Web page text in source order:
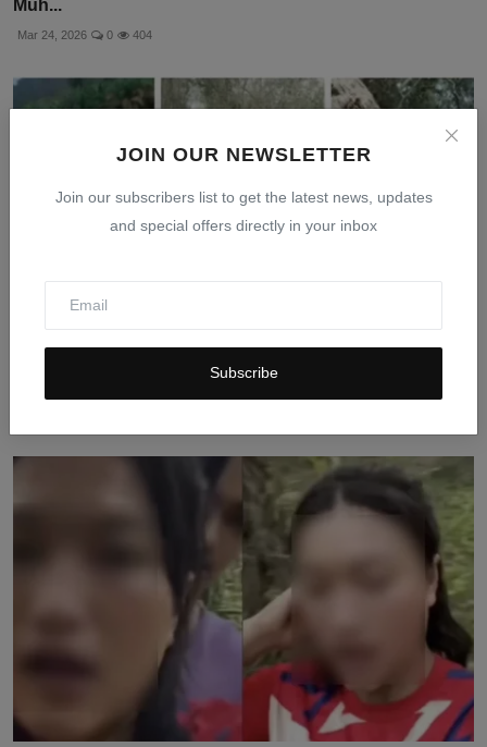
JOIN OUR NEWSLETTER
Join our subscribers list to get the latest news, updates
and special offers directly in your inbox
Subscribe
Muh...
Mar 24, 2026 0 404